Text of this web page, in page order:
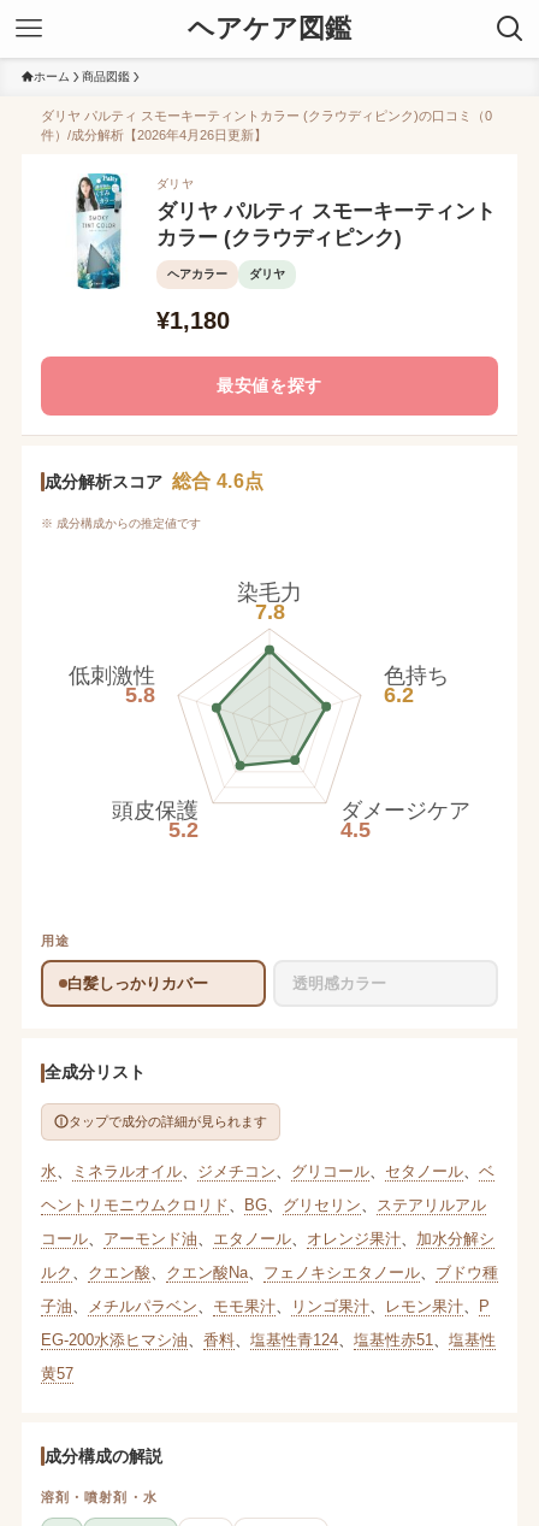
ヘアケア図鑑
ホーム 商品図鑑
ダリヤ パルティ スモーキーティントカラー (クラウディピンク)の口コミ（0
件）/成分解析【2026年4月26日更新】
ダリヤ
ダリヤ パルティ スモーキーティント
カラー (クラウディピンク)
ヘアカラー ダリヤ
¥1,180
最安値を探す
成分解析スコア 総合 4.6点
※ 成分構成からの推定値です
染毛力
7.8
色持ち
6.2
ダメージケア
4.5
頭皮保護
5.2
低刺激性
5.8
用途
白髪しっかりカバー 透明感カラー
全成分リスト
タップで成分の詳細が見られます
水 ミネラルオイル、 ジメチコン グリコール、 セタノール、 ベ
ヘントリモニウムクロリド
BG、 グリセリン
ステアリルアル
コール、 アーモンド油 エタノール、 オレンジ果汁、 加水分解シ
ルク
クエン酸 クエン酸Na、 フェノキシエタノール、 ブドウ種
子油
メチルパラベン モモ果汁、 リンゴ果汁、 レモン果汁、 P
EG-200水添ヒマシ油
香料、 塩基性青124、 塩基性赤51
塩基性
黄57
成分構成の解説
溶剤・噴射剤・水